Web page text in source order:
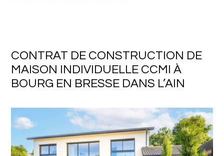
CONTRAT DE CONSTRUCTION DE
MAISON INDIVIDUELLE CCMI À
BOURG EN BRESSE DANS L’AIN